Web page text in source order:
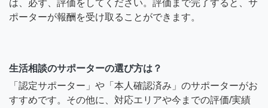
は、必ず、評価をしてください。評価まで完了すると、サ
ポーターが報酬を受け取ることができます。
生活相談のサポーターの選び方は？
「認定サポーター」や「本人確認済み」のサポーターがお
すすめです。その他に、対応エリアや今までの評価/実績